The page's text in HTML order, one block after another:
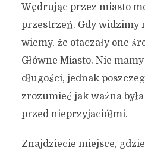
Wędrując przez miasto
przestrzeń. Gdy widzimy
wiemy, że otaczały one
Główne Miasto. Nie
długości, jednak
zrozumieć jak ważna
przed nieprzyjaciółmi.
Znajdziecie miejsce,